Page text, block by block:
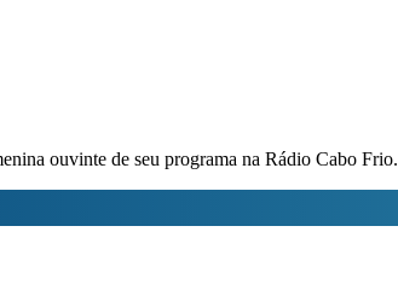
ouvinte de seu programa na Rádio Cabo Frio.